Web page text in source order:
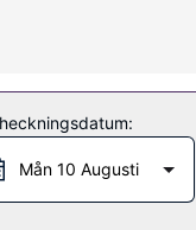
rätter och ståtar
bar vid poolen.
Mån 10 Augusti